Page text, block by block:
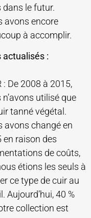
dans le futur.
avons encore
à accomplir.
actualisés :
: De 2008 à 2015,
n’avons utilisé que
tanné végétal.
avons changé en
en raison des
de coûts,
étions les seuls à
ce type de cuir au
Aujourd’hui, 40 %
collection est